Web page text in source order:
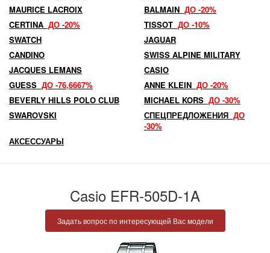
MAURICE LACROIX
BALMAIN ДО -20%
CERTINA ДО -20% TISSOT ДО -10%
SWATCH
JAGUAR
CANDINO
SWISS ALPINE MILITARY
JACQUES LEMANS
CASIO
GUESS ДО -76,6667% ANNE KLEIN ДО -20%
BEVERLY HILLS POLO CLUB
MICHAEL KORS ДО -30%
SWAROVSKI
СПЕЦПРЕДЛОЖЕНИЯ ДО
-30%
АКСЕССУАРЫ
Casio EFR-505D-1A
Задать вопрос по интересующей Вас модели